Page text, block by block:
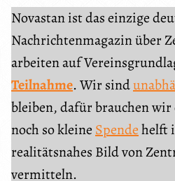
Novastan ist das einzige
Nachrichtenmagazin über
arbeiten auf
Teilnahme. Wir sind
bleiben, dafür brauchen wir
noch so kleine Spendehelft
realitätsnahes Bild von
vermitteln.